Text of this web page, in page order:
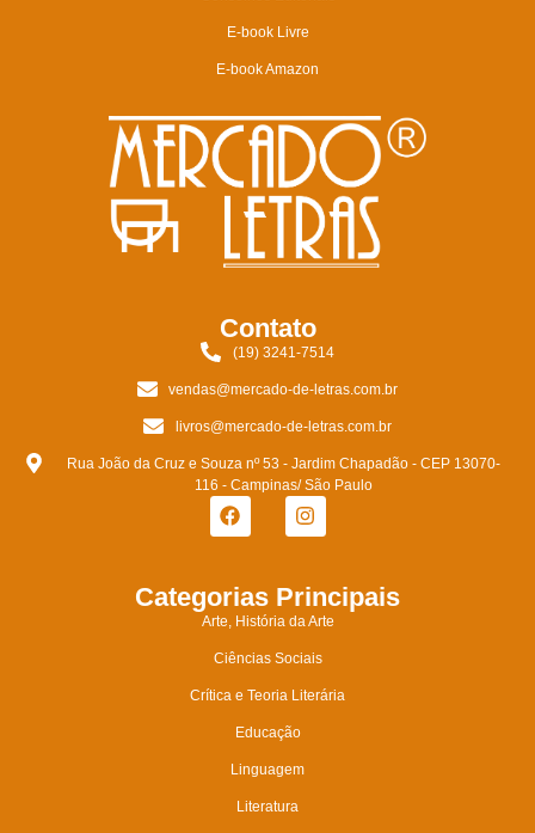
E-book Livre
E-book Amazon
Contato
(19) 3241-7514
vendas@mercado-de-letras.com.br
livros@mercado-de-letras.com.br
Rua João da Cruz e Souza nº 53 - Jardim Chapadão - CEP 13070-
116 - Campinas/ São Paulo
Categorias Principais
Arte, História da Arte
Ciências Sociais
Crítica e Teoria Literária
Educação
Linguagem
Literatura